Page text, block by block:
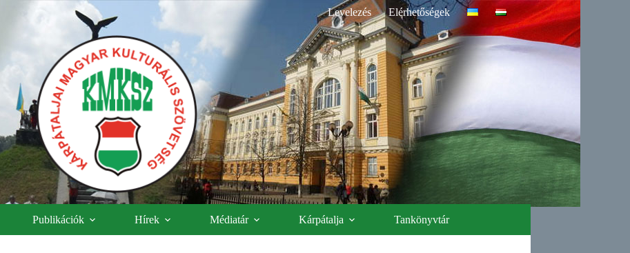
Levelezés Elérhetőségek
Publikációk Hírek Médiatár Kárpátalja Tankönyvtár